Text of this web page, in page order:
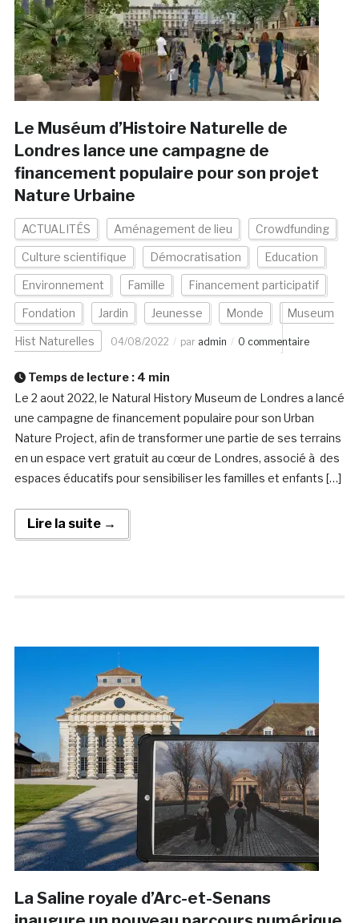
Le Muséum d’Histoire Naturelle de
Londres lance une campagne de
financement populaire pour son projet
Nature Urbaine
ACTUALITÉS Aménagement de lieu Crowdfunding
Culture scientifique Démocratisation Education
Environnement Famille Financement participatif
Fondation Jardin Jeunesse Monde Museum
Hist Naturelles 04/08/2022 par admin 0 commentaire
Temps de lecture : 4 min
Le 2 aout 2022, le Natural History Museum de Londres a lancé
une campagne de financement populaire pour son Urban
Nature Project, afin de transformer une partie de ses terrains
en un espace vert gratuit au cœur de Londres, associé à des
espaces éducatifs pour sensibiliser les familles et enfants […]
Lire la suite →
La Saline royale d’Arc-et-Senans